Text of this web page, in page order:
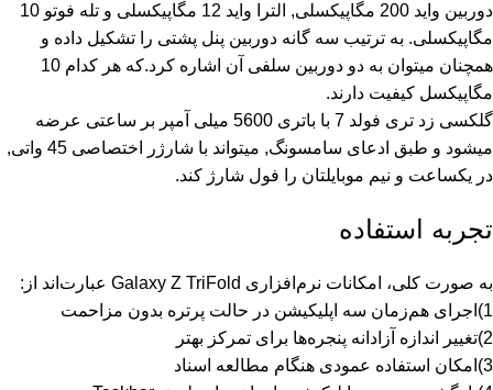
دوربین واید 200 مگاپیکسلی, الترا واید 12 مگاپیکسلی و تله فوتو 10
مگاپیکسلی. به ترتیب سه گانه دوربین پنل پشتی را تشکیل داده و
همچنان میتوان به دو دوربین سلفی آن اشاره کرد.که هر کدام 10
مگاپیکسل کیفیت دارند.
گلکسی زد تری فولد 7 با باتری 5600 میلی آمپر بر ساعتی عرضه
میشود و طبق ادعای سامسونگ, میتواند با شارژر اختصاصی 45 واتی,
در یکساعت و نیم موبایلتان را فول شارژ کند.
تجربه استفاده
به صورت کلی، امکانات نرم‌افزاری
عبارت‌اند از:
1)اجرای هم‌زمان سه اپلیکیشن در حالت پرتره بدون مزاحمت
2)تغییر اندازه آزادانه پنجره‌ها برای تمرکز بهتر
3)امکان استفاده عمودی هنگام مطالعه اسناد